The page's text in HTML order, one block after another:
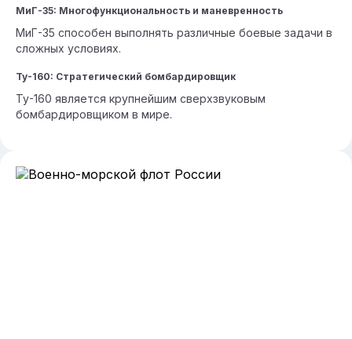
МиГ-35: Многофункциональность и маневренность
МиГ-35 способен выполнять различные боевые задачи в
сложных условиях.
Ту-160: Стратегический бомбардировщик
Ту-160 является крупнейшим сверхзвуковым
бомбардировщиком в мире.